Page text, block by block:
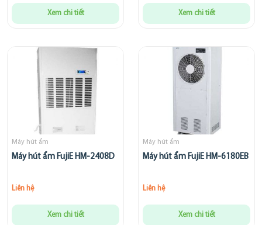
Xem chi tiết Xem chi tiết
Máy hút ẩm
Máy hút ẩm FujiE HM-2408D
Liên hệ
Xem chi tiết
Máy hút ẩm
Máy hút ẩm FujiE HM-6180EB
Liên hệ
Xem chi tiết